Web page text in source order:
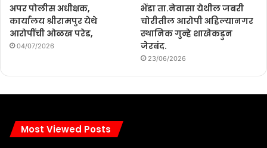
अपर पोलीस अधीक्षक,
कार्यालय श्रीरामपुर येथे
आरोपींची ओळख परेड,
04/07/2026
भेंडा ता.नेवासा येथील जबरी
चोरीतील आरोपी अहिल्यानगर
स्थानिक गुन्हे शाखेकडुन
जेरबंद.
23/06/2026
Most Viewed Posts